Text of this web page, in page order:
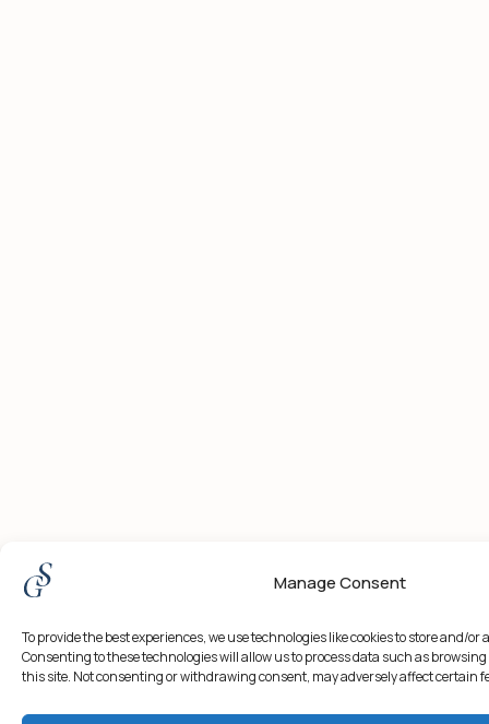
Manage Consent
To provide the best experiences, we use technologies like cookies to store and/
Consenting to these technologies will allow us to process data such as
this site. Not consenting or withdrawing consent, may adversely affect certain